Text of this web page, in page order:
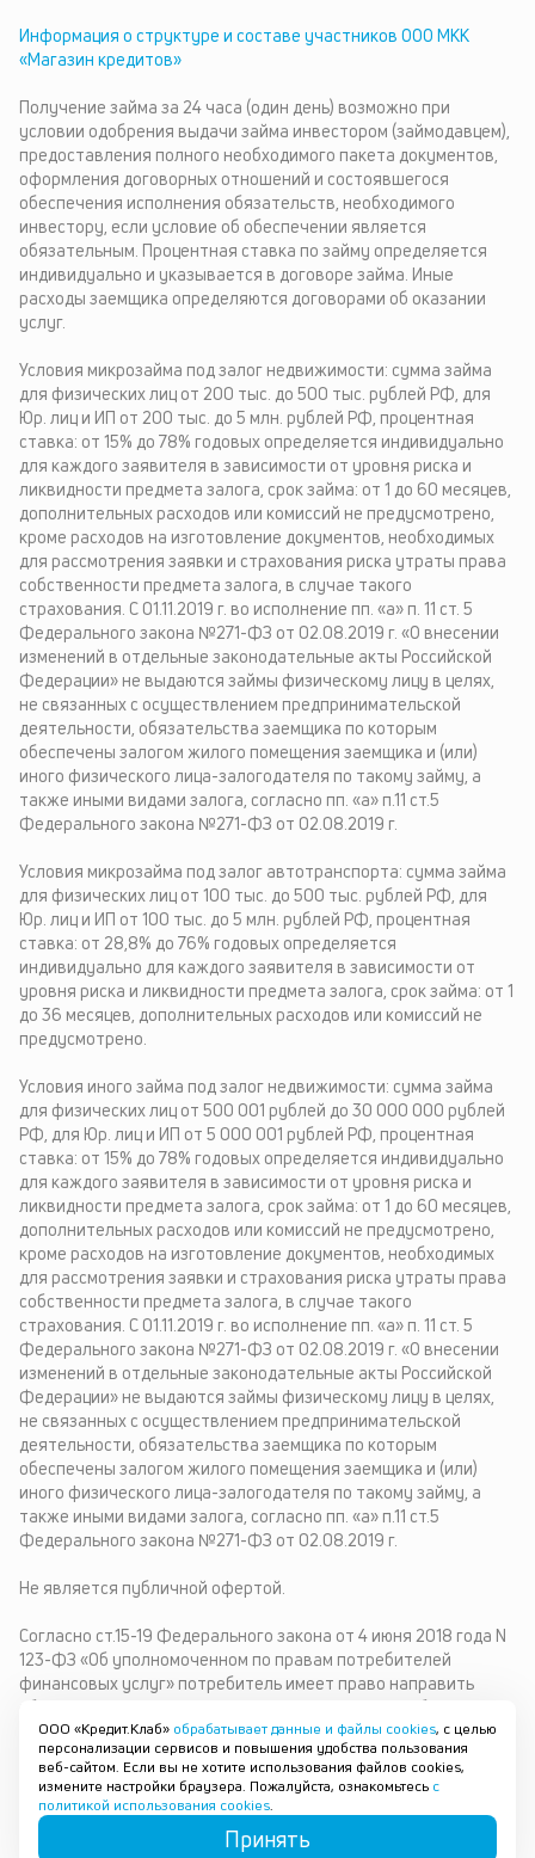
ООО «Кредит.Клаб» обрабатывает данные и файлы cookies, с целью
персонализации сервисов и повышения удобства пользования
веб-сайтом. Если вы не хотите использования файлов cookies,
измените настройки браузера. Пожалуйста, ознакомьтесь с
политикой использования cookies.
Принять
Информация о структуре и составе участников ООО МКК
«Магазин кредитов»
Получение займа за 24 часа (один день) возможно при
условии одобрения выдачи займа инвестором (займодавцем),
предоставления полного необходимого пакета документов,
оформления договорных отношений и состоявшегося
обеспечения исполнения обязательств, необходимого
инвестору, если условие об обеспечении является
обязательным. Процентная ставка по займу определяется
индивидуально и указывается в договоре займа. Иные
расходы заемщика определяются договорами об оказании
услуг.
Условия микрозайма под залог недвижимости: сумма займа
для физических лиц от 200 тыс. до 500 тыс. рублей РФ, для
Юр. лиц и ИП от 200 тыс. до 5 млн. рублей РФ, процентная
ставка: от 15% до 78% годовых определяется индивидуально
для каждого заявителя в зависимости от уровня риска и
ликвидности предмета залога, срок займа: от 1 до 60 месяцев,
дополнительных расходов или комиссий не предусмотрено,
кроме расходов на изготовление документов, необходимых
для рассмотрения заявки и страхования риска утраты права
собственности предмета залога, в случае такого
страхования. С 01.11.2019 г. во исполнение пп. «а» п. 11 ст. 5
Федерального закона №271-ФЗ от 02.08.2019 г. «О внесении
изменений в отдельные законодательные акты Российской
Федерации» не выдаются займы физическому лицу в целях,
не связанных с осуществлением предпринимательской
деятельности, обязательства заемщика по которым
обеспечены залогом жилого помещения заемщика и (или)
иного физического лица-залогодателя по такому займу, а
также иными видами залога, согласно пп. «а» п.11 ст.5
Федерального закона №271-ФЗ от 02.08.2019 г.
Условия микрозайма под залог автотранспорта: сумма займа
для физических лиц от 100 тыс. до 500 тыс. рублей РФ, для
Юр. лиц и ИП от 100 тыс. до 5 млн. рублей РФ, процентная
ставка: от 28,8% до 76% годовых определяется
индивидуально для каждого заявителя в зависимости от
уровня риска и ликвидности предмета залога, срок займа: от 1
до 36 месяцев, дополнительных расходов или комиссий не
предусмотрено.
Условия иного займа под залог недвижимости: сумма займа
для физических лиц от 500 001 рублей до 30 000 000 рублей
РФ, для Юр. лиц и ИП от 5 000 001 рублей РФ, процентная
ставка: от 15% до 78% годовых определяется индивидуально
для каждого заявителя в зависимости от уровня риска и
ликвидности предмета залога, срок займа: от 1 до 60 месяцев,
дополнительных расходов или комиссий не предусмотрено,
кроме расходов на изготовление документов, необходимых
для рассмотрения заявки и страхования риска утраты права
собственности предмета залога, в случае такого
страхования. С 01.11.2019 г. во исполнение пп. «а» п. 11 ст. 5
Федерального закона №271-ФЗ от 02.08.2019 г. «О внесении
изменений в отдельные законодательные акты Российской
Федерации» не выдаются займы физическому лицу в целях,
не связанных с осуществлением предпринимательской
деятельности, обязательства заемщика по которым
обеспечены залогом жилого помещения заемщика и (или)
иного физического лица-залогодателя по такому займу, а
также иными видами залога, согласно пп. «а» п.11 ст.5
Федерального закона №271-ФЗ от 02.08.2019 г.
Не является публичной офертой.
Согласно ст.15-19 Федерального закона от 4 июня 2018 года N
123-ФЗ «Об уполномоченном по правам потребителей
финансовых услуг» потребитель имеет право направить
обращение финансовому уполномоченному. Служба
обеспечения деятельности финансового уполномоченного:
119017, г. Москва, Старомонетный переулок, дом 3, почтовый
адрес службы обеспечения деятельности финансового
уполномоченного: 119017, г. Москва, Старомонетный переулок,
дом 3, получатель АНО «СОДФУ», тел. 8 (800) 200-00-10,
www.finombudsman.ru